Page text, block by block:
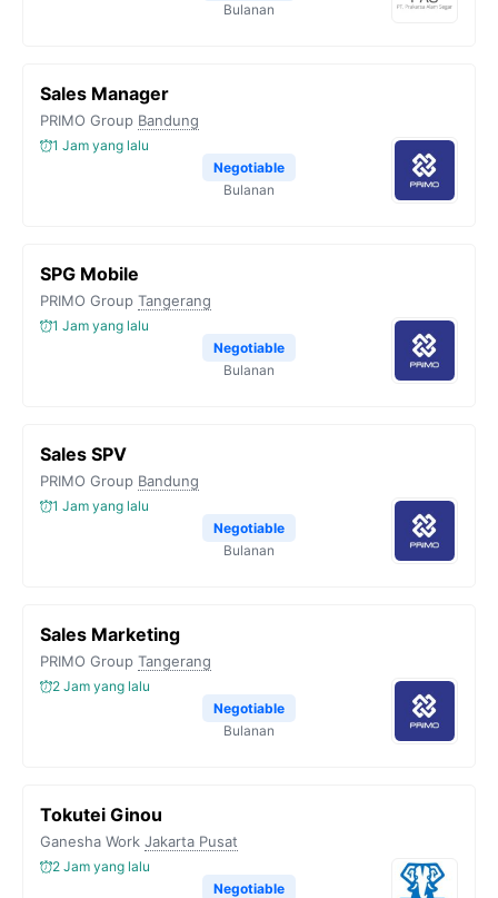
Bulanan
Sales Manager
PRIMO Group Bandung
1 Jam yang lalu
Negotiable
Bulanan
SPG Mobile
PRIMO Group Tangerang
1 Jam yang lalu
Negotiable
Bulanan
Sales SPV
PRIMO Group Bandung
1 Jam yang lalu
Negotiable
Bulanan
Sales Marketing
PRIMO Group Tangerang
2 Jam yang lalu
Negotiable
Bulanan
Tokutei Ginou
Ganesha Work Jakarta Pusat
2 Jam yang lalu
Negotiable